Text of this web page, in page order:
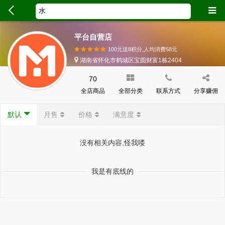
平台自营店
100元送8积分,人均消费58元
湖南省怀化市鹤城区宝圆财富1栋2404
70
全店商品 全部分类 联系方式 分享赚佣
默认 月售 价格 满意度
没有相关内容,怪我喽
我是有底线的